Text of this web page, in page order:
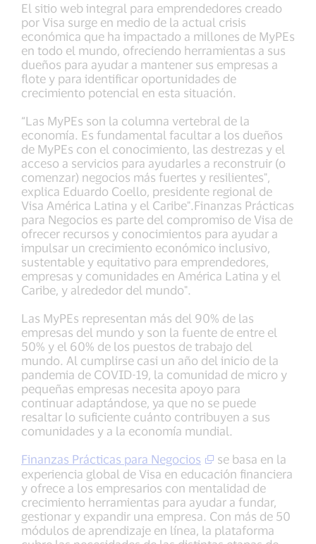
El sitio web integral para emprendedores creado
por Visa surge en medio de la actual crisis
económica que ha impactado a millones de MyPEs
en todo el mundo, ofreciendo herramientas a sus
dueños para ayudar a mantener sus empresas a
flote y para identificar oportunidades de
crecimiento potencial en esta situación.
“Las MyPEs son la columna vertebral de la
economía. Es fundamental facultar a los dueños
de MyPEs con el conocimiento, las destrezas y el
acceso a servicios para ayudarles a reconstruir (o
comenzar) negocios más fuertes y resilientes",
explica Eduardo Coello, presidente regional de
Visa América Latina y el Caribe".Finanzas Prácticas
para Negocios es parte del compromiso de Visa de
ofrecer recursos y conocimientos para ayudar a
impulsar un crecimiento económico inclusivo,
sustentable y equitativo para emprendedores,
empresas y comunidades en América Latina y el
Caribe, y alrededor del mundo".
Las MyPEs representan más del 90% de las
empresas del mundo y son la fuente de entre el
50% y el 60% de los puestos de trabajo del
mundo. Al cumplirse casi un año del inicio de la
pandemia de COVID-19, la comunidad de micro y
pequeñas empresas necesita apoyo para
continuar adaptándose, ya que no se puede
resaltar lo suficiente cuánto contribuyen a sus
comunidades y a la economía mundial.
Finanzas Prácticas para Negocios
se basa en la
experiencia global de Visa en educación financiera
y ofrece a los empresarios con mentalidad de
crecimiento herramientas para ayudar a fundar,
gestionar y expandir una empresa. Con más de 50
módulos de aprendizaje en línea, la plataforma